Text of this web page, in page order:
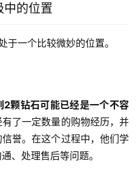
中的位置
于一个比较微妙的位置。
2颗钻石可能已经是一个不容
了一定数量的购物经历，并
誉。在这个过程中，他们学
、处理售后等问题。